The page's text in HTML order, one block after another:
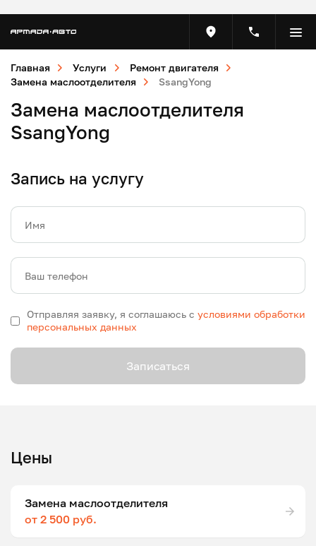
Главная Услуги
Ремонт двигателя
Замена маслоотделителя
SsangYong
Замена маслоотделителя
SsangYong
Запись на услугу
Имя
Ваш телефон
Отправляя заявку, я соглашаюсь с условиями обработки
персональных данных
Записаться
Цены
Замена маслоотделителя
от 2 500 руб.